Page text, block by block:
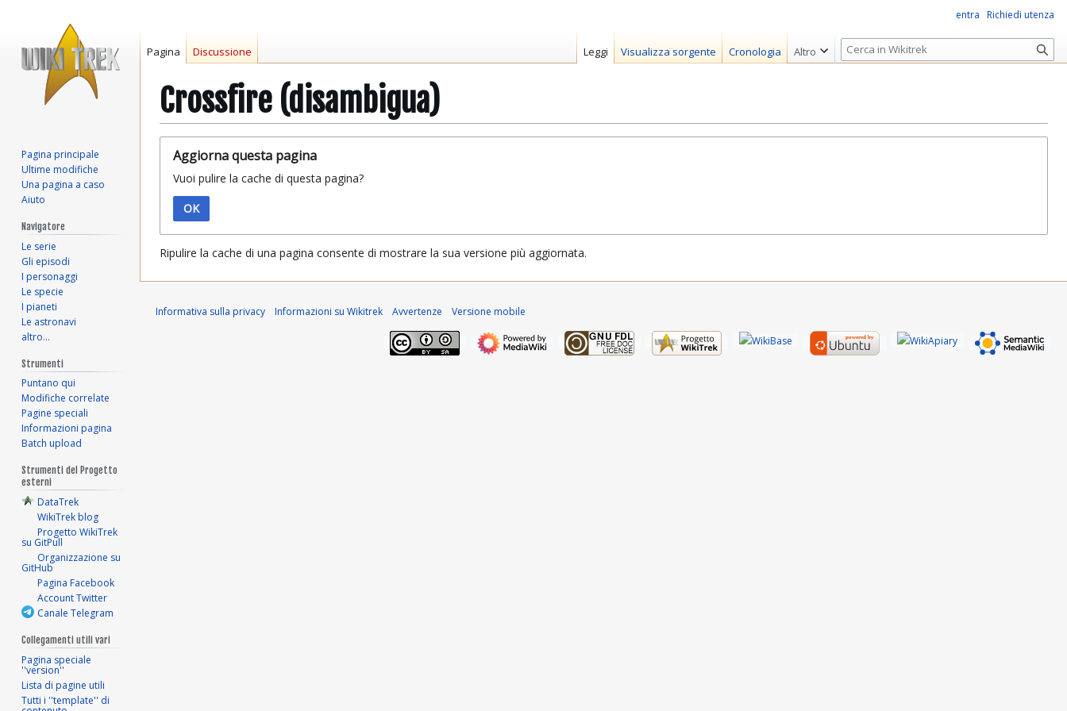
Crossfire (disambigua)
alla
navigazione
alla
ricerca
Aggiorna questa pagina
Vuoi pulire la cache di questa pagina?
OK
Ripulire la cache di una pagina consente di mostrare la sua versione più aggiornata.
entra Richiedi utenza
Pagina Discussione Leggi Visualizza sorgente Cronologia Altro
R
i
r
c
Pagina principale
Ultime modifiche
Una pagina a caso
Aiuto
Navigatore
Le serie
Gli episodi
I personaggi
Le specie
I pianeti
Le astronavi
altro…
Strumenti
Puntano qui
Modifiche correlate
Pagine speciali
Informazioni pagina
Batch upload
Strumenti del Progetto
esterni
DataTrek
WikiTrek blog
Progetto WikiTrek
su GitPull
Organizzazione su
GitHub
Pagina Facebook
Account Twitter
Canale Telegram
Collegamenti utili vari
Pagina speciale
''version''
Lista di pagine utili
Tutti i ''template'' di
Informativa sulla privacy Informazioni su Wikitrek Avvertenze Versione mobile